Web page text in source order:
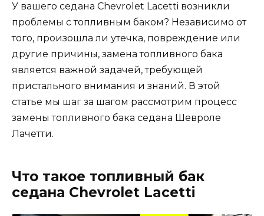
У вашего седана Chevrolet Lacetti возникли
проблемы с топливным баком? Независимо от
того, произошла ли утечка, повреждение или
другие причины, замена топливного бака
является важной задачей, требующей
пристального внимания и знаний. В этой
статье мы шаг за шагом рассмотрим процесс
замены топливного бака седана Шевроле
Лачетти.
Что такое топливный бак
седана Chevrolet Lacetti